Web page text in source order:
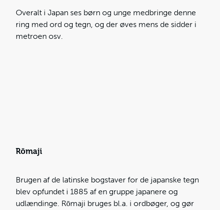
Overalt i Japan ses børn og unge medbringe denne
ring med ord og tegn, og der øves mens de sidder i
metroen osv.
Rōmaji
Brugen af de latinske bogstaver for de japanske tegn
blev opfundet i 1885 af en gruppe japanere og
udlændinge. Rōmaji bruges bl.a. i ordbøger, og gør